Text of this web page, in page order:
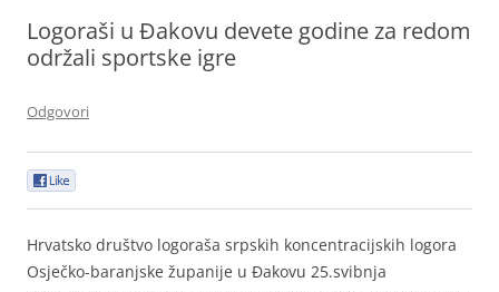
Logoraši u Đakovu devete godine za redom
održali sportske igre
Odgovori
Hrvatsko društvo logoraša srpskih koncentracijskih logora
Osječko-baranjske županije u Đakovu 25.svibnja